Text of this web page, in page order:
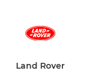
Land Rover